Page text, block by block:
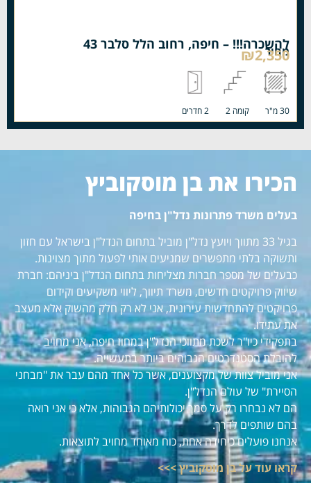
להשכרה!!! – חיפה, רחוב הלל סלבר 43
מחיר
₪2,350
30 מ"ר קומה 2 2 חדרים
הכירו את בן מוסקוביץ
בעלים משרד פתרונות נדל"ן בחיפה
בגיל 33 מתווך ויועץ נדל"ן מוביל בתחום הנדל"ן בישראל עם חזון
ותשוקה בלתי מתפשרים שמניעים אותי לפעול מתוך מצוינות.
כבעלים של מספר חברות מצליחות בתחום הנדל"ן ביניהם: חברת
שיווק פרויקטים חדשים, משרד תיווך, ליווי משקיעים וקידום
פרויקטים להתחדשות עירונית, אני לא רק חלק מהשוק אלא מעצב
את עתידו.
בתפקידי כיו"ר לשכת מתווכי הנדל"ן במחוז חיפה, אני מחויב
להובלת הסטנדרטים הגבוהים ביותר בתעשייה.
אני מוביל צוות של מקצוענים, אשר כל אחד מהם עבר את "מבחני
הסיירת" של עולם הנדל"ן.
הם לא נבחרו רק על סמך יכולותיהם הגבוהות, אלא כי אני רואה
בהם שותפים לדרך.
אנחנו פועלים כיחידה אחת, כוח מאוחד מחויב לתוצאות.
קראו עוד על בן מוסקוביץ >>>